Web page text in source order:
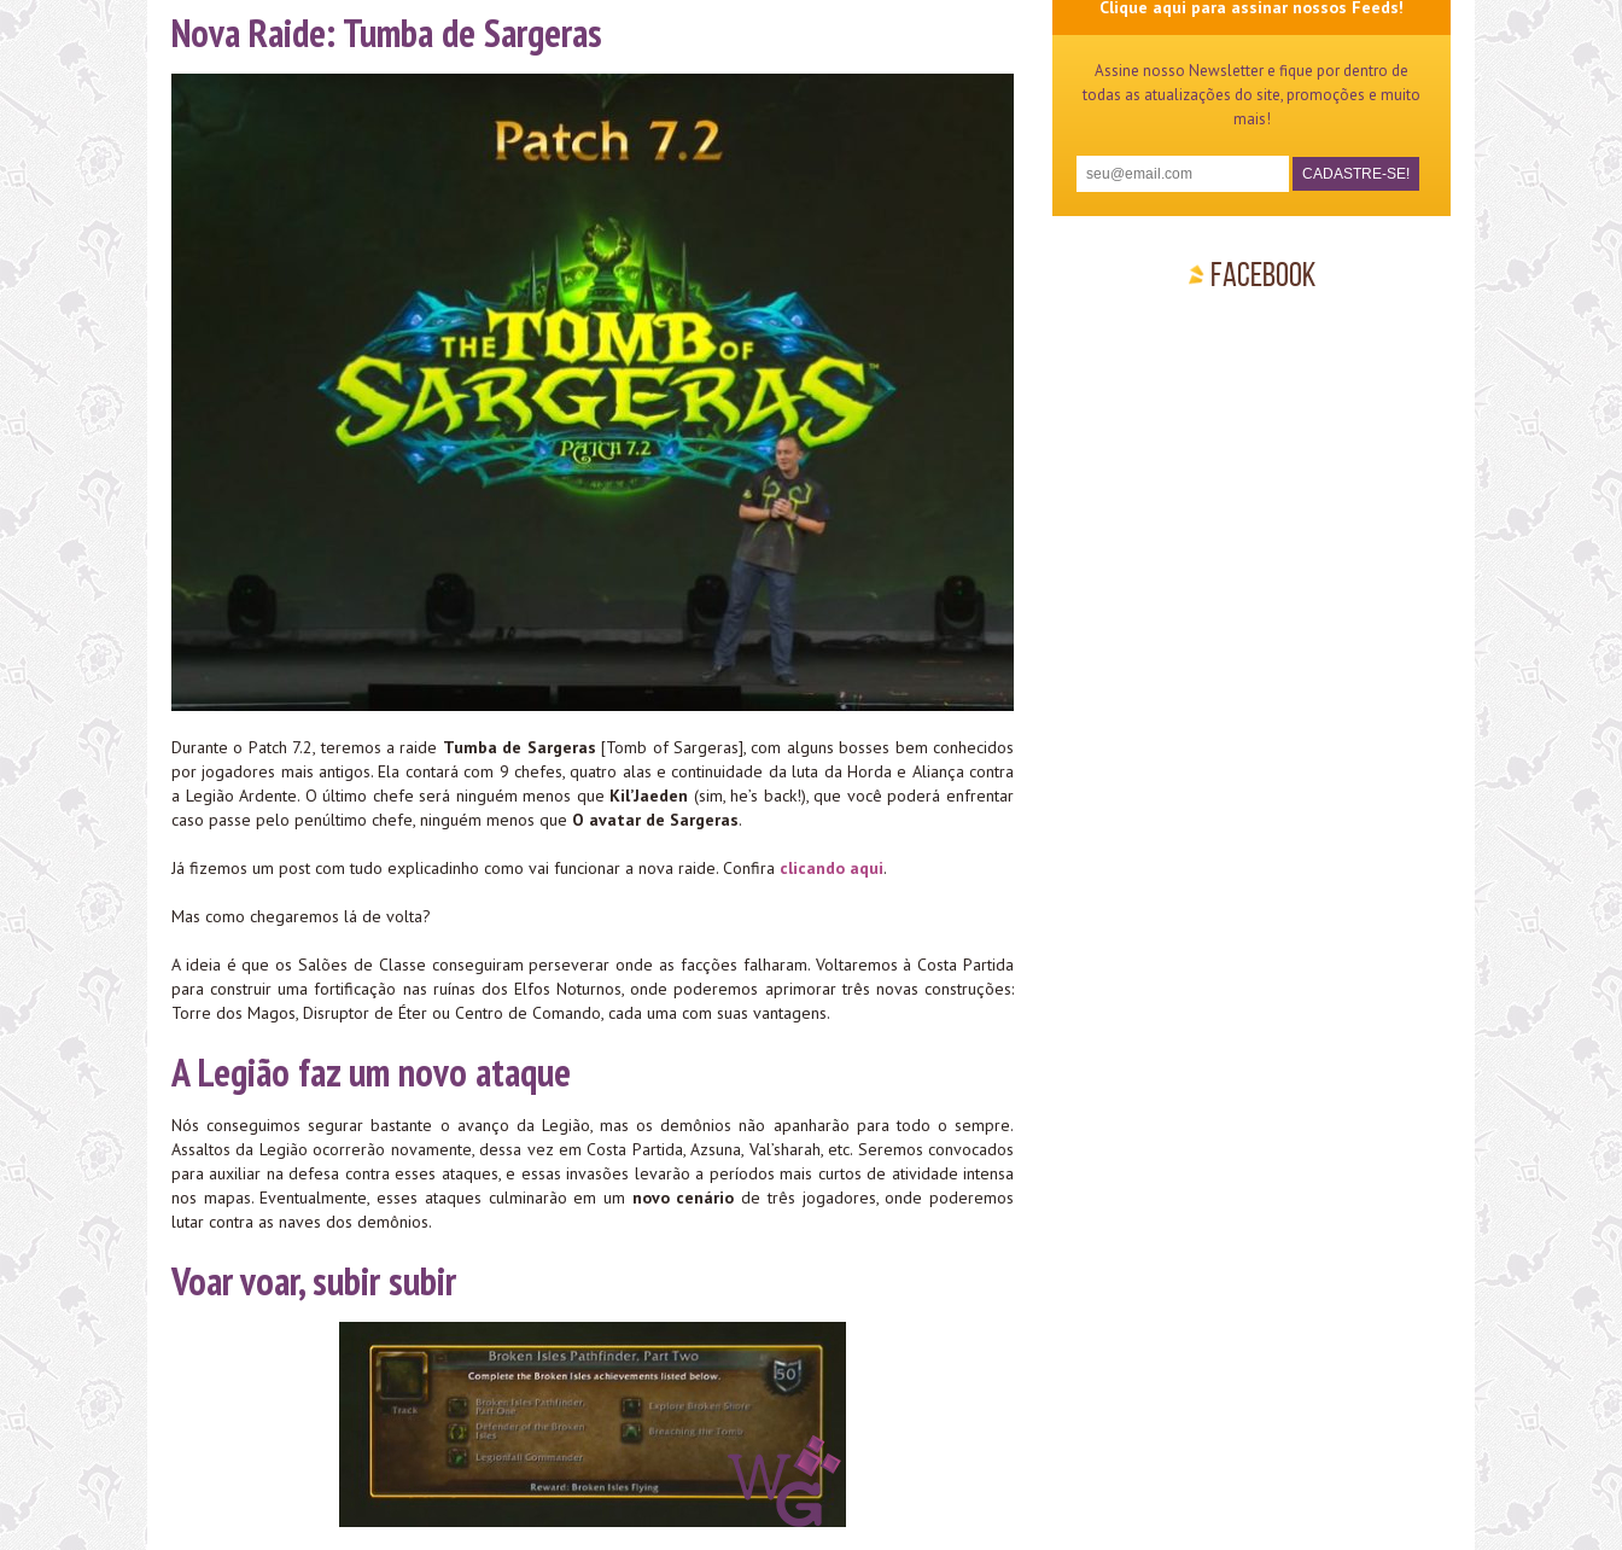
Nova Raide: Tumba de Sargeras
Durante o Patch 7.2, teremos a raide Tumba de Sargeras [Tomb of Sargeras], com alguns bosses bem conhecidos
por jogadores mais antigos. Ela contará com 9 chefes, quatro alas e continuidade da luta da Horda e Aliança contra
a Legião Ardente. O último chefe será ninguém menos que Kil’Jaeden (sim, he’s back!), que você poderá enfrentar
caso passe pelo penúltimo chefe, ninguém menos que O avatar de Sargeras.
Já fizemos um post com tudo explicadinho como vai funcionar a nova raide. Confira clicando aqui.
Mas como chegaremos lá de volta?
A ideia é que os Salões de Classe conseguiram perseverar onde as facções falharam. Voltaremos à Costa Partida
para construir uma fortificação nas ruínas dos Elfos Noturnos, onde poderemos aprimorar três novas construções:
Torre dos Magos, Disruptor de Éter ou Centro de Comando, cada uma com suas vantagens.
A Legião faz um novo ataque
Nós conseguimos segurar bastante o avanço da Legião, mas os demônios não apanharão para todo o sempre.
Assaltos da Legião ocorrerão novamente, dessa vez em Costa Partida, Azsuna, Val’sharah, etc. Seremos convocados
para auxiliar na defesa contra esses ataques, e essas invasões levarão a períodos mais curtos de atividade intensa
nos mapas. Eventualmente, esses ataques culminarão em um novo cenário de três jogadores, onde poderemos
lutar contra as naves dos demônios.
Voar voar, subir subir
Clique aqui para assinar nossos Feeds!
Assine nosso Newsletter e fique por dentro de
todas as atualizações do site, promoções e muito
mais!
Facebook